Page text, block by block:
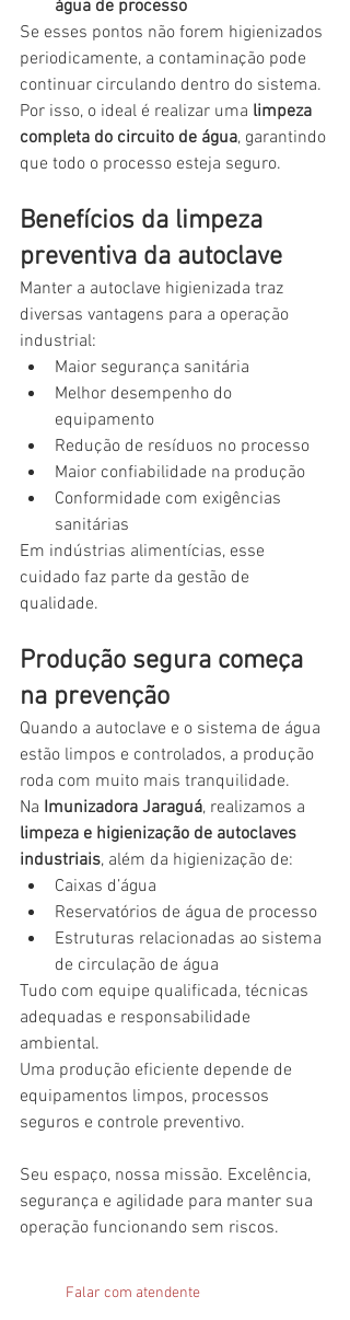
água de processo
Se esses pontos não forem higienizados
periodicamente, a contaminação pode
continuar circulando dentro do sistema.
Por isso, o ideal é realizar uma limpeza
completa do circuito de água, garantindo
que todo o processo esteja seguro.
Benefícios da limpeza
preventiva da autoclave
Manter a autoclave higienizada traz
diversas vantagens para a operação
industrial:
Maior segurança sanitária
Melhor desempenho do
equipamento
Redução de resíduos no processo
Maior confiabilidade na produção
Conformidade com exigências
sanitárias
Em indústrias alimentícias, esse
cuidado faz parte da gestão de
qualidade.
Produção segura começa
na prevenção
Quando a autoclave e o sistema de água
estão limpos e controlados, a produção
roda com muito mais tranquilidade.
Na Imunizadora Jaraguá, realizamos a
limpeza e higienização de autoclaves
industriais, além da higienização de:
Caixas d’água
Reservatórios de água de processo
Estruturas relacionadas ao sistema
de circulação de água
Tudo com equipe qualificada, técnicas
adequadas e responsabilidade
ambiental.
Uma produção eficiente depende de
equipamentos limpos, processos
seguros e controle preventivo.
Seu espaço, nossa missão. Excelência,
segurança e agilidade para manter sua
operação funcionando sem riscos.
Falar com atendente